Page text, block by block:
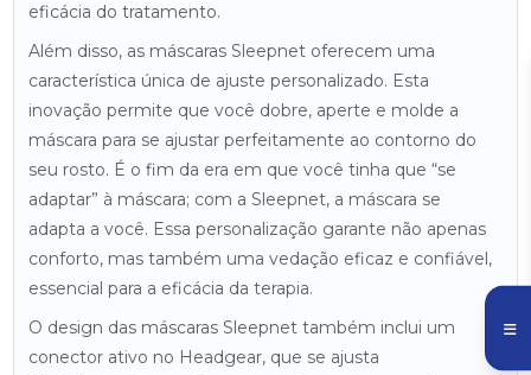
eficácia do tratamento.
Além disso, as máscaras Sleepnet oferecem uma
característica única de ajuste personalizado. Esta
inovação permite que você dobre, aperte e molde a
máscara para se ajustar perfeitamente ao contorno do
seu rosto. É o fim da era em que você tinha que “se
adaptar” à máscara; com a Sleepnet, a máscara se
adapta a você. Essa personalização garante não apenas
conforto, mas também uma vedação eficaz e confiável,
essencial para a eficácia da terapia.
O design das máscaras Sleepnet também inclui um
conector ativo no Headgear, que se ajusta